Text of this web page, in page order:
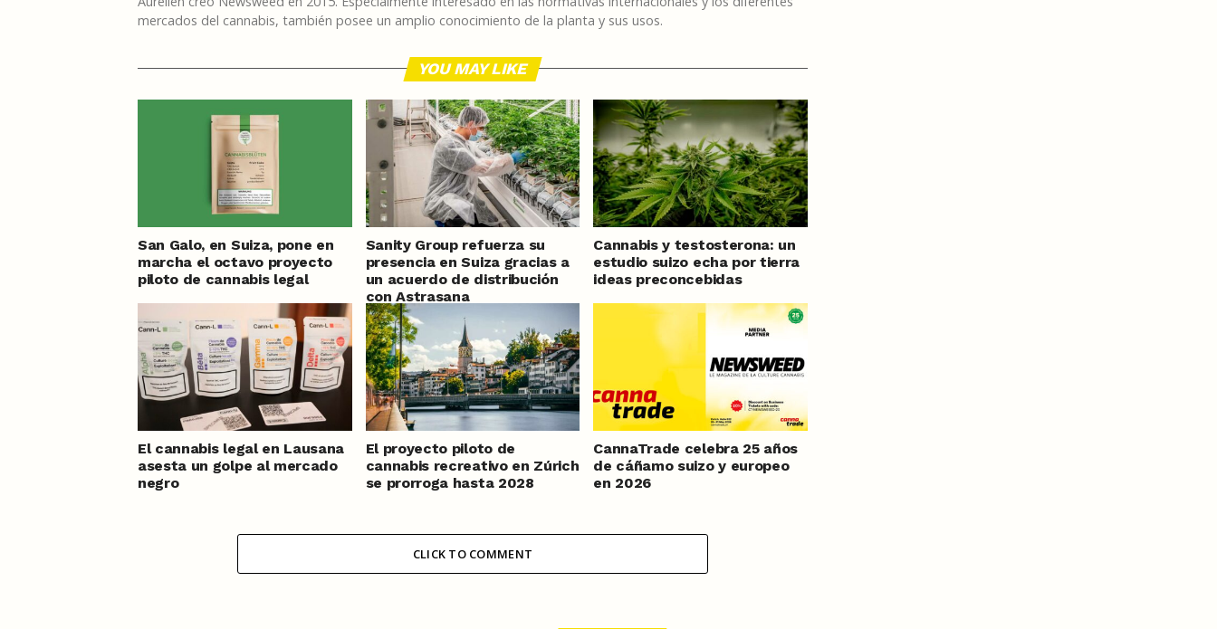
mercados del cannabis, también posee un amplio conocimiento de la planta y sus usos.
YOU MAY LIKE
San Galo, en Suiza, pone en
marcha el octavo proyecto
piloto de cannabis legal
Sanity Group refuerza su
presencia en Suiza gracias a
un acuerdo de distribución
con Astrasana
Cannabis y testosterona: un
estudio suizo echa por tierra
ideas preconcebidas
El cannabis legal en Lausana
asesta un golpe al mercado
negro
El proyecto piloto de
cannabis recreativo en Zúrich
se prorroga hasta 2028
CannaTrade celebra 25 años
de cáñamo suizo y europeo
en 2026
CLICK TO COMMENT